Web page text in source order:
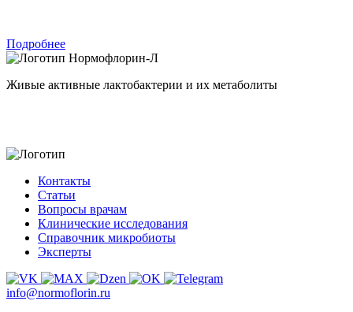
Подробнее
Нормофлорин-Л
Живые активные лактобактерии и их метаболиты
Контакты
Статьи
Вопросы врачам
Клинические исследования
Справочник микробиоты
Эксперты
info@normoflorin.ru